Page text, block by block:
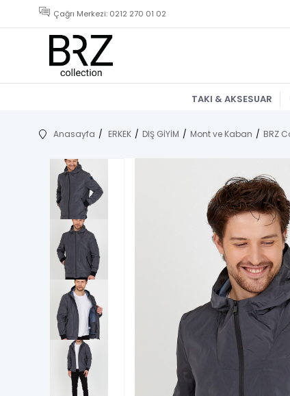
Çağrı Merkezi: 0212 270 01 02
TAKI & AKSESUAR
Anasayfa ERKEK DIŞ GİYİM Mont ve Kaban BRZ